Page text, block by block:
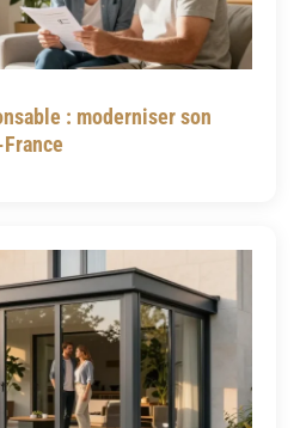
: moderniser son